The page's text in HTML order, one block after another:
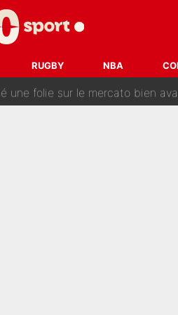
RUGBY NBA
les coulisses de son transfert
c'est une excellente nouvelle
une folie sur le mercato bien